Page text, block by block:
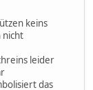
keins
nicht
leider
das